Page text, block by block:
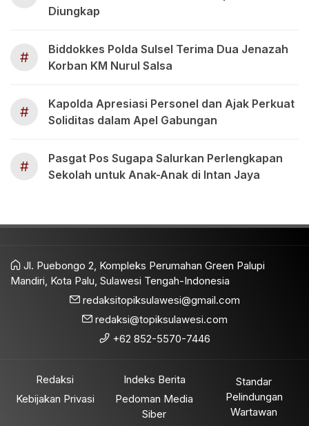
Diungkap
#
Biddokkes Polda Sulsel Terima Dua Jenazah
Korban KM Nurul Salsa
#
Kapolda Apresiasi Personel dan Ajak Perkuat
Soliditas dalam Apel Gabungan
#
Pasgat Pos Sugapa Salurkan Perlengkapan
Sekolah untuk Anak-Anak di Intan Jaya
Jl. Puebongo 2, Kompleks Perumahan Green Palupi
Mandiri, Kota Palu, Sulawesi Tengah-Indonesia
redaksitopiksulawesi@gmail.com
redaksi@topiksulawesi.com
+62 852-5570-7446
Redaksi
Kebijakan Privasi
Indeks Berita
Pedoman Media
Siber
Standar
Pelindungan
Wartawan